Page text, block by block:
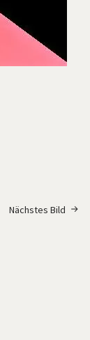
Nächstes Bild